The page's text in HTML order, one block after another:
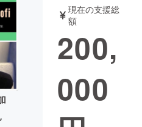
音楽
ット ゲーム・サ
現在の支援総
額
200,
000